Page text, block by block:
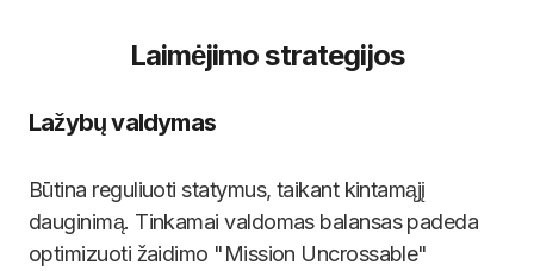
Laimėjimo strategijos
Lažybų valdymas
Būtina reguliuoti statymus, taikant kintamąjį
dauginimą. Tinkamai valdomas balansas padeda
optimizuoti žaidimo "Mission Uncrossable"